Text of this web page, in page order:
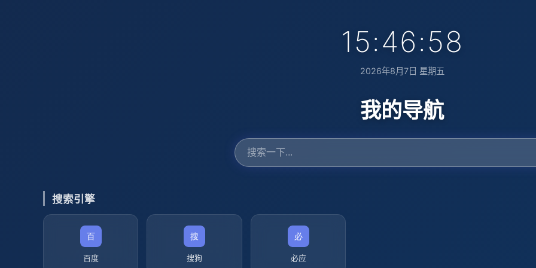
15:46:59
2026年8月7日 星期五
我的导航
搜索引擎
百度 搜狗 必应